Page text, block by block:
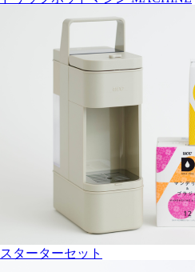
スターターセット